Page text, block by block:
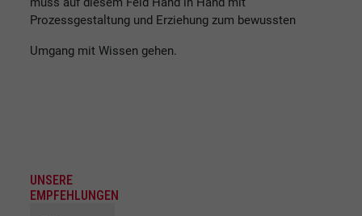
Prozessgestaltung und Erziehung zum bewussten
Umgang mit Wissen gehen.
UNSERE
EMPFEHLUNGEN